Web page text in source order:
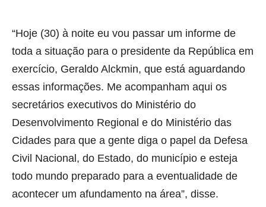
“Hoje (30) à noite eu vou passar um informe de
toda a situação para o presidente da República em
exercício, Geraldo Alckmin, que está aguardando
essas informações. Me acompanham aqui os
secretários executivos do Ministério do
Desenvolvimento Regional e do Ministério das
Cidades para que a gente diga o papel da Defesa
Civil Nacional, do Estado, do município e esteja
todo mundo preparado para a eventualidade de
acontecer um afundamento na área”, disse.